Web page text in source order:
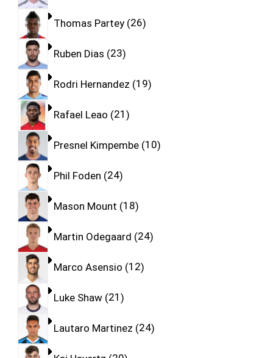
Thomas Partey 26
Ruben Dias 23
Rodri Hernandez 19
Rafael Leao 21
Presnel Kimpembe 10
Phil Foden 24
Mason Mount 18
Martin Odegaard 24
Marco Asensio 12
Luke Shaw 21
Lautaro Martinez 24